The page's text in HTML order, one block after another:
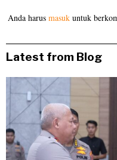
Anda harusmasuk untuk
Latest from Blog